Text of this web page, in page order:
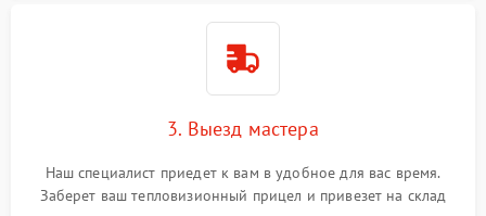
Поломка системы защиты
3. Выезд мастера
Наш специалист приедет к вам в удобное для вас время.
Заберет ваш тепловизионный прицел и привезет на склад